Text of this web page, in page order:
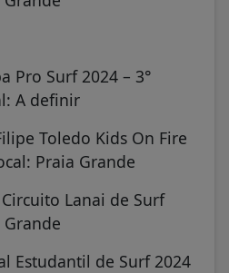
Pro Surf 2024 – 3°
A definir
Toledo Kids On Fire
Praia Grande
Lanai de Surf
Estudantil de Surf 2024